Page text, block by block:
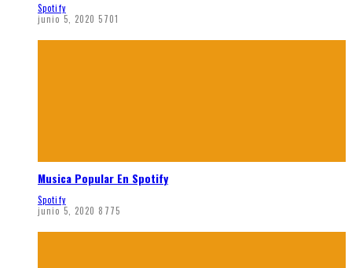
Spotify
junio 5, 2020 5701
Musica Popular En Spotify
Spotify
junio 5, 2020 8775